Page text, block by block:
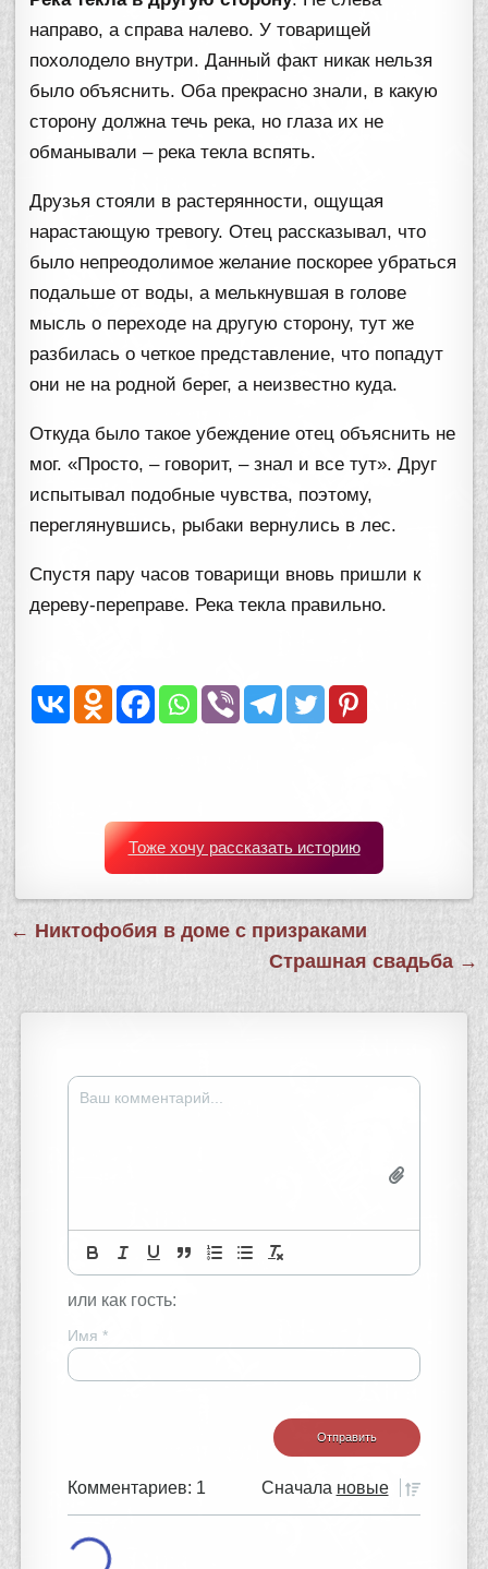
направо, а справа налево. У товарищей
похолодело внутри. Данный факт никак нельзя
было объяснить. Оба прекрасно знали, в какую
сторону должна течь река, но глаза их не
обманывали – река текла вспять.
Друзья стояли в растерянности, ощущая
нарастающую тревогу. Отец рассказывал, что
было непреодолимое желание поскорее убраться
подальше от воды, а мелькнувшая в голове
мысль о переходе на другую сторону, тут же
разбилась о четкое представление, что попадут
они не на родной берег, а неизвестно куда.
Откуда было такое убеждение отец объяснить не
мог. «Просто, – говорит, – знал и все тут». Друг
испытывал подобные чувства, поэтому,
переглянувшись, рыбаки вернулись в лес.
Спустя пару часов товарищи вновь пришли к
дереву-переправе. Река текла правильно.
Тоже хочу рассказать историю
Навигация
← Никтофобия в доме с призраками
Страшная свадьба →
или как гость:
Имя *
Комментариев: 1 Сначала новые